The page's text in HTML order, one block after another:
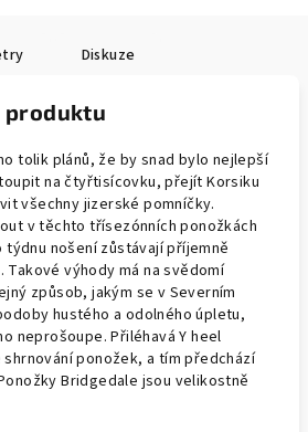
Diskuze
produktu
tolik plánů, že by snad bylo nejlepší
na čtyřtisícovku, přejít Korsiku
všechny jizerské pomníčky.
v těchto třísezónních ponožkách
nošení zůstávají příjemně
Takové výhody má na svědomí
způsob, jakým se v Severním
hustého a odolného úpletu,
neprošoupe. Přiléhavá Y heel
ponožek, a tím předchází
Bridgedale jsou velikostně